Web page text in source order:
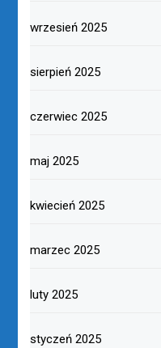
wrzesień 2025
sierpień 2025
czerwiec 2025
maj 2025
kwiecień 2025
marzec 2025
luty 2025
styczeń 2025